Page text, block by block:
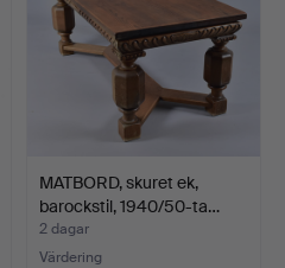
MATBORD, skuret ek,
barockstil, 1940/50-ta…
2 dagar
Värdering